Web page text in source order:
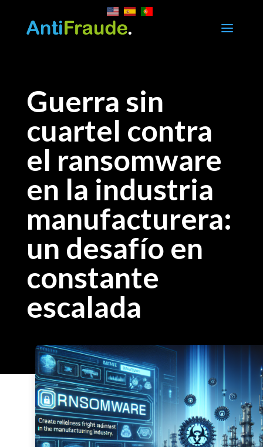
a
Guerra sin
cuartel contra
el ransomware
en la industria
manufacturera:
un desafío en
constante
escalada